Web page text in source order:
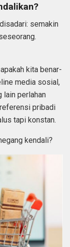
semakin
kita benar-
media sosial,
lain perlahan
pribadi
tapi konstan.
kendali?